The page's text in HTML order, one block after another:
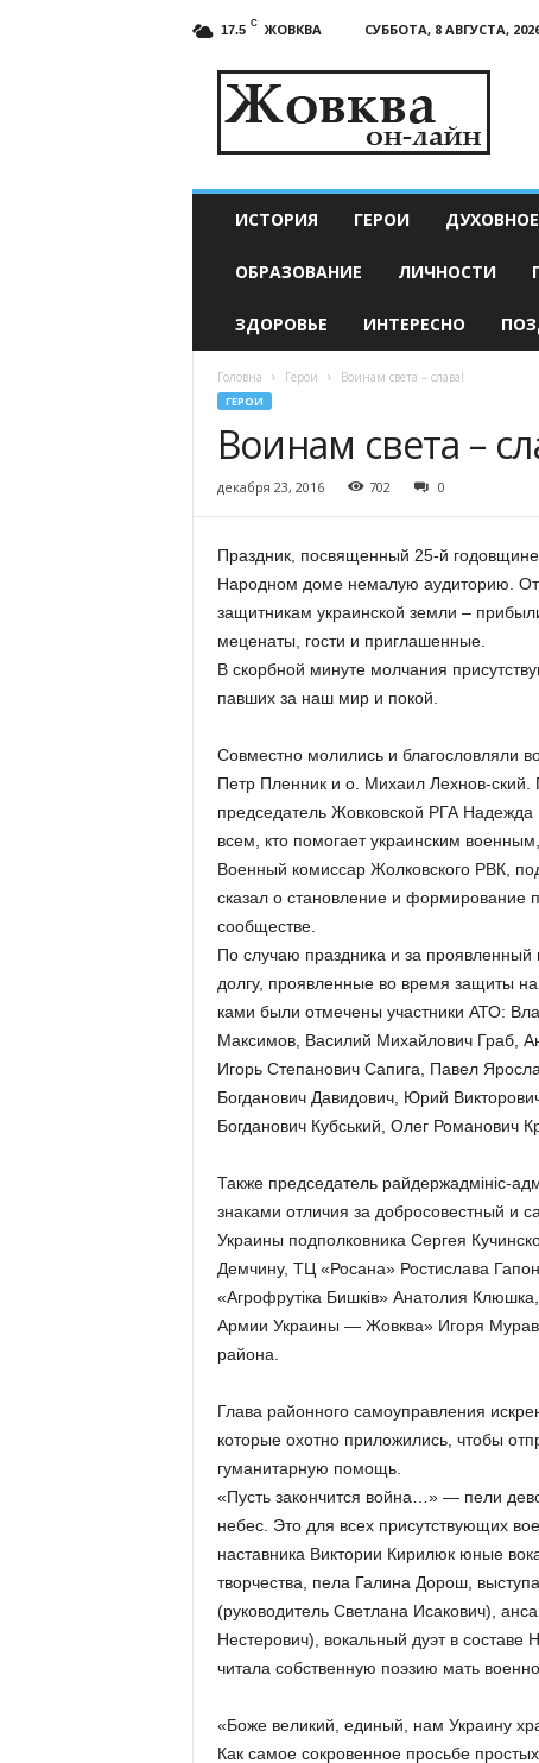
17.5 C ЖОВКВА СУББОТА, 8 АВГУСТА,
онлайн
новости
ИСТОРИЯ ГЕРОИ ДУХОВНОЕ
ОБРАЗОВАНИЕ ЛИЧНОСТИ
ЗДОРОВЬЕ ИНТЕРЕСНО
Головна Герои Воинам света – слава!
ГЕРОИ
Воинам света –
декабря 23, 2016 702 0
Праздник, посвященный 25-й
Народном доме немалую аудиторию.
защитникам украинской земли –
меценаты, гости и приглашенные.
В скорбной минуте молчания
павших за наш мир и покой.
Совместно молились и благословляли
Петр Пленник и о. Михаил Лехнов-
председатель Жовковской РГА
всем, кто помогает украинским
Военный комиссар Жолковского РВК,
сказал о становление и формирование
сообществе.
По случаю праздника и за проявленный
долгу, проявленные во время защиты
ками были отмечены участники АТО:
Максимов, Василий Михайлович Граб,
Игорь Степанович Сапига, Павел
Богданович Давидович, Юрий
Богданович Кубський, Олег Романович
Также председатель райдержадмініс-
знаками отличия за добросовестный
Украины подполковника Сергея
Демчину, ТЦ «Росана» Ростислава
«Агрофрутіка Бишків» Анатолия
Армии Украины — Жовква» Игоря
района.
Глава районного самоуправления
которые охотно приложились, чтобы
гуманитарную помощь.
«Пусть закончится война…» — пели
небес. Это для всех присутствующих
наставника Виктории Кирилюк юные
творчества, пела Галина Дорош,
(руководитель Светлана Исакович),
Нестерович), вокальный дуэт в
читала собственную поэзию мать
«Боже великий, единый, нам Украину
Как самое сокровенное просьбе